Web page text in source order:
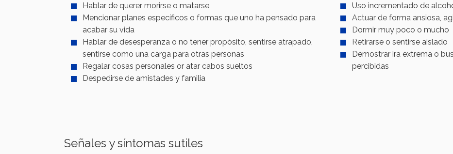
Hablar de querer morirse o matarse
Mencionar planes específicos o formas que uno ha pensado para
acabar su vida
Hablar de desesperanza o no tener propósito, sentirse atrapado,
sentirse como una carga para otras personas
Regalar cosas personales or atar cabos sueltos
Despedirse de amistades y familia
Uso incrementado de
Actuar de forma ansiosa,
Dormir muy poco o mucho
Retirarse o sentirse aislado
Demostrar ira extrema o
percibidas
Señales y síntomas sutiles